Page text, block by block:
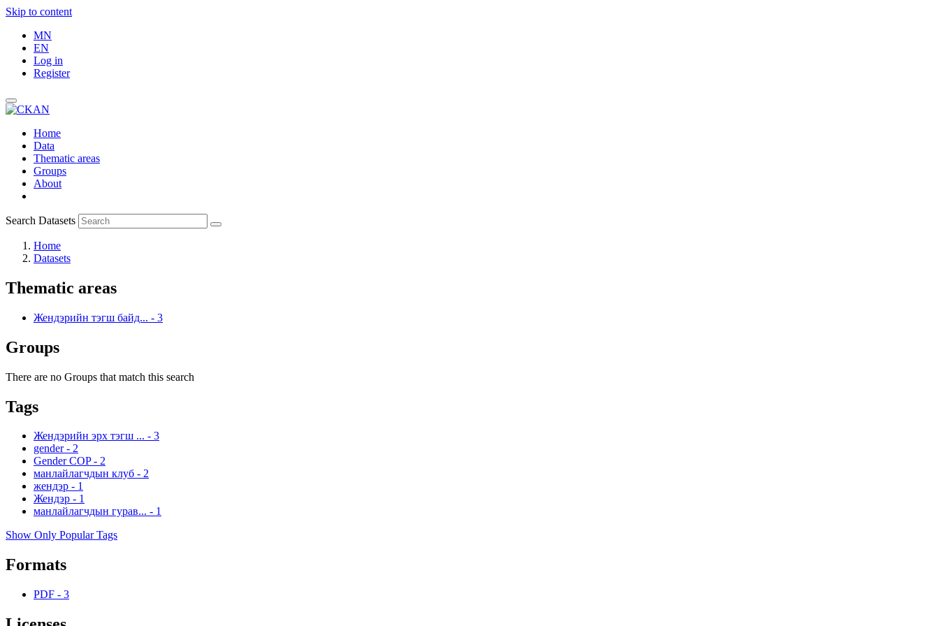
Skip to content
MN
EN
Log in
Register
Home
Data
Thematic areas
Groups
About
Search Datasets
Home
Datasets
Thematic areas
Жендэрийн тэгш байд... - 3
Groups
There are no Groups that match this search
Tags
Жендэрийн эрх тэгш ... - 3
gender - 2
Gender COP - 2
манлайлагчдын клуб - 2
жендэр - 1
Жендэр - 1
манлайлагчдын гурав... - 1
Show Only Popular Tags
Formats
PDF - 3